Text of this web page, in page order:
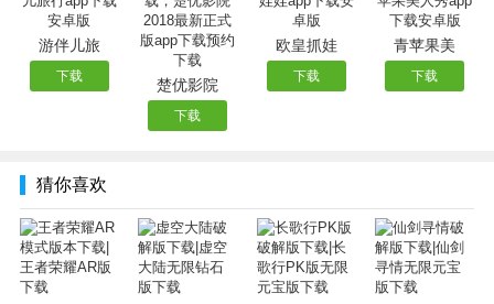
★七日登录礼
七日登录送豪礼，海量金币、钻石等你来领取，第二天送紫
色装备，第六天送金色装备！！
VIP每日都可以领取大量奖励；
★30天奖励
累计签到可获得大量稀有道具，累计3W钻石等你来领取；
游伴儿旅
下载 楚优影院
下载
欧皇抓娃
下载
青苹果美
下载
猜你喜欢